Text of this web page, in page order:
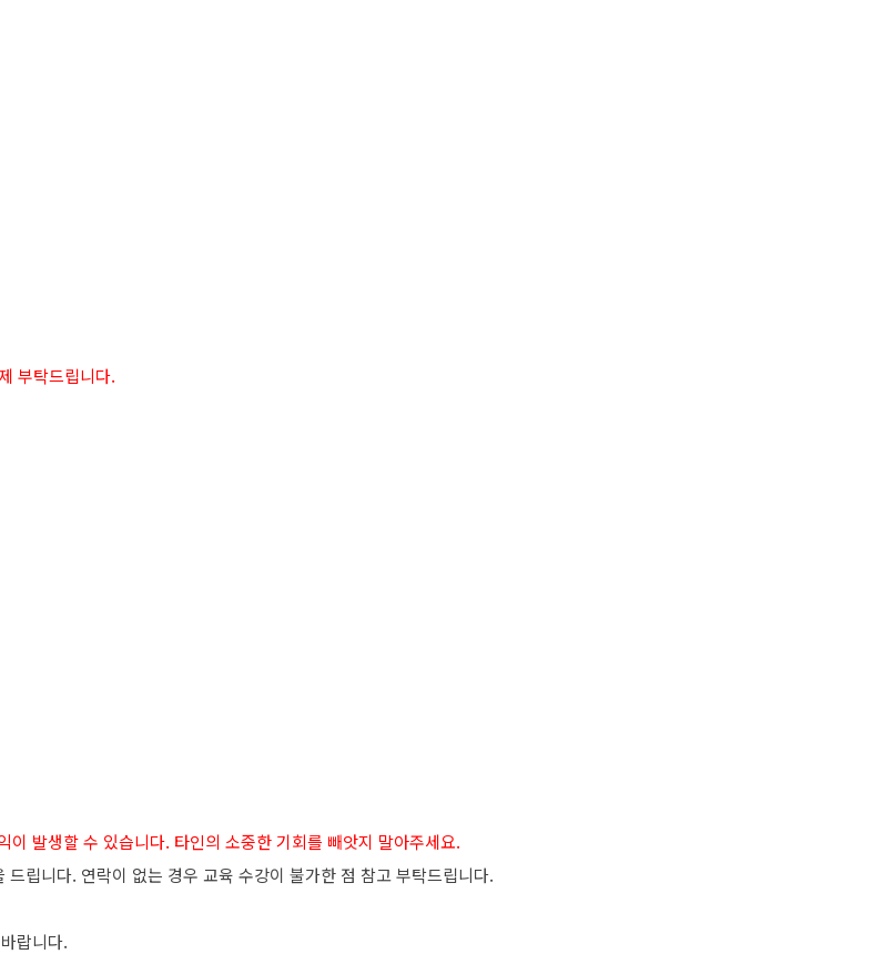
부탁드립니다.
발생할 수 있습니다. 타인의 소중한 기회를 빼앗지 말아주세요.
립니다. 연락이 없는 경우 교육 수강이 불가한 점 참고 부탁드립니다.
랍니다.